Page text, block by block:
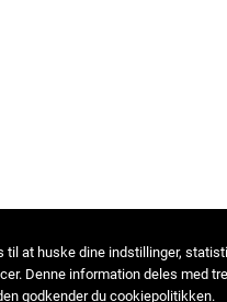
til at huske dine indstillinger,
Denne information deles med
godkender du cookiepolitikken.